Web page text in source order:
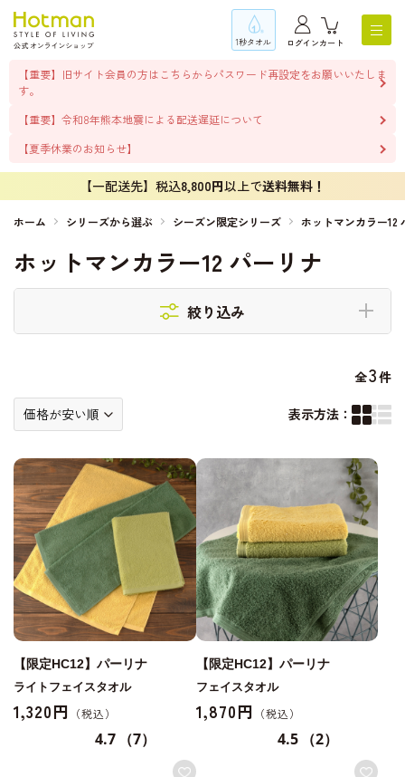
1秒タオル ログインカート
【重要】旧サイト会員の方はこちらからパスワード再設定をお願いいたしま
す。
【重要】令和8年熊本地震による配送遅延について
【夏季休業のお知らせ】
【一配送先】税込8,800円以上で送料無料！
ホーム シリーズから選ぶ シーズン限定シリーズ ホットマンカラー12
ホットマンカラー12 パーリナ
絞り込み
全3件
表示方法：
【限定HC12】パーリナ
ライトフェイスタオル
1,320円
4.7 （7）
【限定HC12】パーリナ
フェイスタオル
1,870円
4.5 （2）